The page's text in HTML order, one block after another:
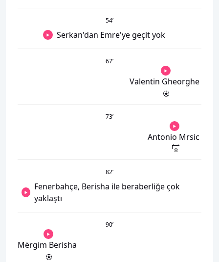
54’
Serkan'dan Emre'ye geçit yok
67’
Valentin Gheorghe
73’
Antonio Mrsic
82’
Fenerbahçe, Berisha ile beraberliğe çok
yaklaştı
90’
Mërgim Berisha